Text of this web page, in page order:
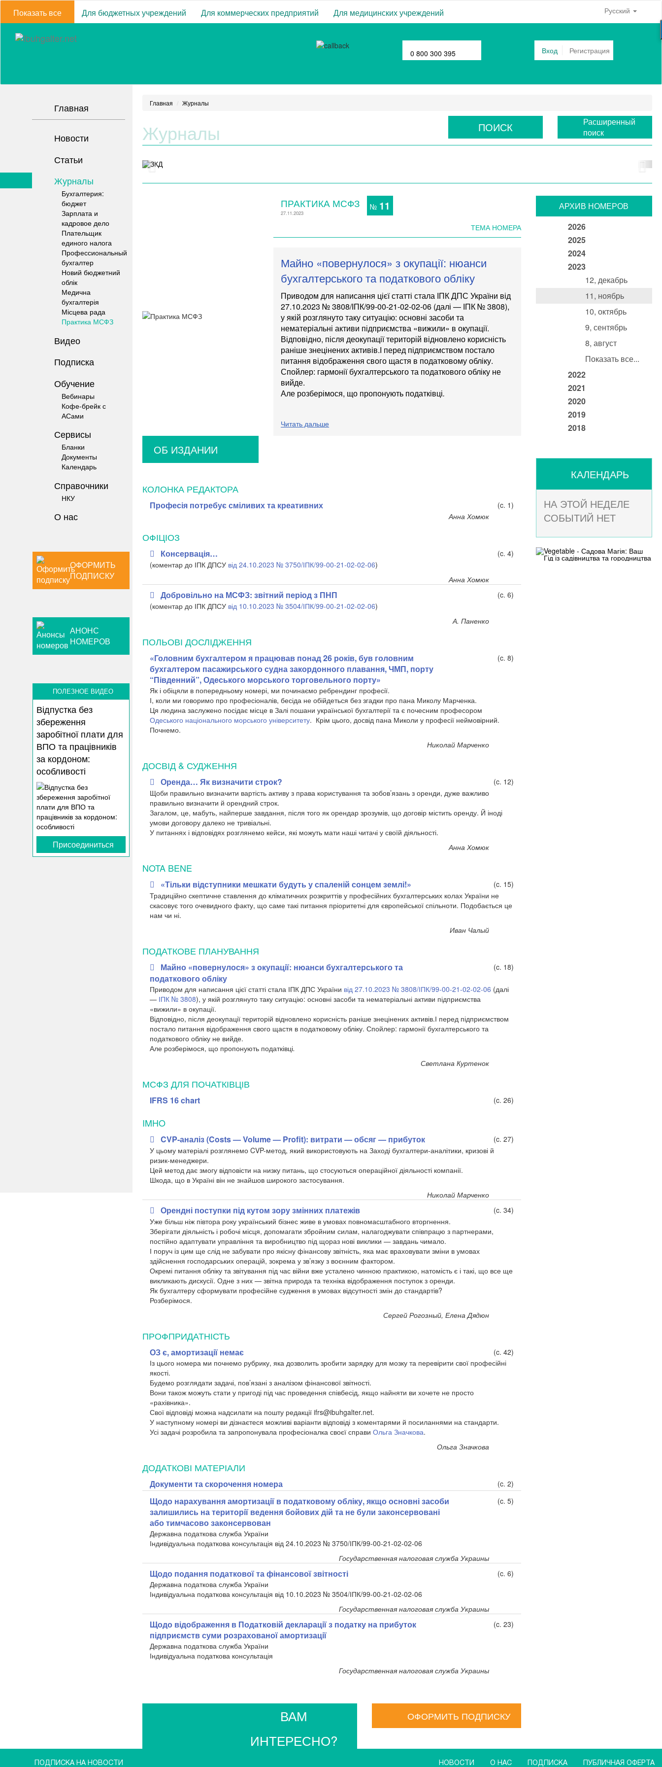
Показать все Для бюджетных учреждений Для коммерческих предприятий Для медицинских учреждений Русский
0 800 300 395 Вход Регистрация
Главная
Новости
Статьи
Журналы
Бухгалтерия:
бюджет
Зарплата и
кадровое дело
Плательщик
единого налога
Профессиональный
бухгалтер
Новий бюджетний
облік
Медична
бухгалтерія
Місцева рада
Практика МСФЗ
Видео
Подписка
Обучение
Вебинары
Кофе-брейк с
АСами
Сервисы
Бланки
Документы
Календарь
Справочники
НКУ
О нас
ОФОРМИТЬ
ПОДПИСКУ
АНОНС
НОМЕРОВ
ПОЛЕЗНОЕ ВИДЕО
Відпустка без
збереження
заробітної плати для
ВПО та працівників
за кордоном:
особливості
Присоединиться
Главная Журналы
Журналы ПОИСК
Расширенный
поиск
ПРАКТИКА МСФЗ
27.11.2023
№ 11
ТЕМА НОМЕРА
Майно «повернулося» з окупації: нюанси
бухгалтерського та податкового обліку
Приводом для написання цієї статті стала ІПК ДПС України від
27.10.2023 № 3808/ІПК/99-00-21-02-02-06 (далі — ІПК № 3808),
у якій розглянуто таку ситуацію: основні засоби та
нематеріальні активи підприємства «вижили» в окупації.
Відповідно, після деокупації територій відновлено корисність
раніше знецінених активів.І перед підприємством постало
питання відображення свого щастя в податковому обліку.
Спойлер: гармонії бухгалтерського та податкового обліку не
вийде.
Але розберімося, що пропонують податківці.
Читать дальше
ОБ ИЗДАНИИ
КОЛОНКА РЕДАКТОРА
Професія потребує сміливих та креативних
(c. 1)
Анна Хомюк
ОФІЦІОЗ
Консервація…
(c. 4)
(коментар до ІПК ДПСУ від 24.10.2023 № 3750/ІПК/99-00-21-02-02-06)
Анна Хомюк
Добровільно на МСФЗ: звітний період з ПНП
(c. 6)
(коментар до ІПК ДПСУ від 10.10.2023 № 3504/ІПК/99-00-21-02-02-06)
А. Паненко
ПОЛЬОВІ ДОСЛІДЖЕННЯ
«Головним бухгалтером я працював понад 26 років, був головним
бухгалтером пасажирського судна закордонного плавання, ЧМП, порту
“Південний”, Одеського морського торговельного порту»
(c. 8)
Як і обіцяли в попередньому номері, ми починаємо ребрендинг професії.
І, коли ми говоримо про професіоналів, бесіда не обійдеться без згадки про пана Миколу Марченка.
Ця людина заслужено посідає місце в Залі пошани української бухгалтерії та є почесним професором
Одеського національного морського університету. Крім цього, досвід пана Миколи у професії неймовірний.
Почнемо.
Николай Марченко
ДОСВІД & СУДЖЕННЯ
Оренда… Як визначити строк?
(c. 12)
Щоби правильно визначити вартість активу з права користування та зобов’язань з оренди, дуже важливо
правильно визначити й орендний строк.
Загалом, це, мабуть, найперше завдання, після того як орендар зрозумів, що договір містить оренду. Й іноді
умови договору далеко не тривіальні.
У питаннях і відповідях розглянемо кейси, які можуть мати наші читачі у своїй діяльності.
Анна Хомюк
NOTA BENE
«Тільки відступники мешкати будуть у спаленій сонцем землі!»
(c. 15)
Традиційно скептичне ставлення до кліматичних розкриттів у професійних бухгалтерських колах України не
скасовує того очевидного факту, що саме такі питання пріоритетні для європейської спільноти. Подобається це
нам чи ні.
Иван Чалый
ПОДАТКОВЕ ПЛАНУВАННЯ
Майно «повернулося» з окупації: нюанси бухгалтерського та
податкового обліку
(c. 18)
Приводом для написання цієї статті стала ІПК ДПС України від 27.10.2023 № 3808/ІПК/99-00-21-02-02-06 (далі
— ІПК № 3808), у якій розглянуто таку ситуацію: основні засоби та нематеріальні активи підприємства
«вижили» в окупації.
Відповідно, після деокупації територій відновлено корисність раніше знецінених активів.І перед підприємством
постало питання відображення свого щастя в податковому обліку. Спойлер: гармонії бухгалтерського та
податкового обліку не вийде.
Але розберімося, що пропонують податківці.
Светлана Куртенок
МСФЗ ДЛЯ ПОЧАТКІВЦІВ
IFRS 16 chart (c. 26)
IMHO
CVP-аналіз (Costs — Volume — Profit): витрати — обсяг — прибуток
(c. 27)
У цьому матеріалі розглянемо CVP-метод, який використовують на Заході бухгалтери-аналітики, кризові й
ризик-менеджери.
Цей метод дає змогу відповісти на низку питань, що стосуються операційної діяльності компанії.
Шкода, що в Україні він не знайшов широкого застосування.
Николай Марченко
Орендні поступки під кутом зору змінних платежів
(c. 34)
Уже більш ніж півтора року український бізнес живе в умовах повномасштабного вторгнення.
Зберігати діяльність і робочі місця, допомагати збройним силам, налагоджувати співпрацю з партнерами,
постійно адаптувати управління та виробництво під щораз нові виклики — завдань чимало.
І поруч із цим ще слід не забувати про якісну фінансову звітність, яка має враховувати зміни в умовах
здійснення господарських операцій, зокрема у зв’язку з воєнним фактором.
Окремі питання обліку та звітування під час війни вже усталено чинною практикою, натомість є і такі, що все ще
викликають дискусії. Одне з них — звітна природа та техніка відображення поступок з оренди.
Як бухгалтеру сформувати професійне судження в умовах відсутності змін до стандартів?
Розберімося.
Сергей Рогозный, Елена Дядюн
ПРОФПРИДАТНІСТЬ
ОЗ є, амортизації немає
(c. 42)
Із цього номера ми почнемо рубрику, яка дозволить зробити зарядку для мозку та перевірити свої професійні
якості.
Будемо розглядати задачі, пов’язані з аналізом фінансової звітності.
Вони також можуть стати у пригоді під час проведення співбесід, якщо найняти ви хочете не просто
«рахівника».
Свої відповіді можна надсилати на пошту редакції ifrs@ibuhgalter.net.
У наступному номері ви дізнаєтеся можливі варіанти відповіді з коментарями й посиланнями на стандарти.
Усі задачі розробила та запропонувала професіоналка своєї справи Ольга Значкова.
Ольга Значкова
ДОДАТКОВІ МАТЕРІАЛИ
Документи та скорочення номера (c. 2)
Щодо нарахування амортизації в податковому обліку, якщо основні засоби
залишились на території ведення бойових дій та не були законсервовані
або тимчасово законсервован
(c. 5)
Державна податкова служба України
Індивідуальна податкова консультація від 24.10.2023 № 3750/ІПК/99-00-21-02-02-06
Государственная налоговая служба Украины
Щодо подання податкової та фінансової звітності
(c. 6)
Державна податкова служба України
Індивідуальна податкова консультація від 10.10.2023 № 3504/ІПК/99-00-21-02-02-06
Государственная налоговая служба Украины
Щодо відображення в Податковій декларації з податку на прибуток
підприємств суми розрахованої амортизації
(c. 23)
Державна податкова служба України
Індивідуальна податкова консультація
Государственная налоговая служба Украины
ВАМ
ИНТЕРЕСНО?
ОФОРМИТЬ ПОДПИСКУ
АРХИВ НОМЕРОВ
2026
2025
2024
2023
12, декабрь
11, ноябрь
10, октябрь
9, сентябрь
8, август
Показать все...
2022
2021
2020
2019
2018
КАЛЕНДАРЬ
НА ЭТОЙ НЕДЕЛЕ
СОБЫТИЙ НЕТ
ПОДПИСКА НА НОВОСТИ НОВОСТИ О НАС ПОДПИСКА ПУБЛИЧНАЯ ОФЕРТА